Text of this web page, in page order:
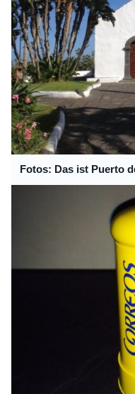
Fotos: Das ist Puerto